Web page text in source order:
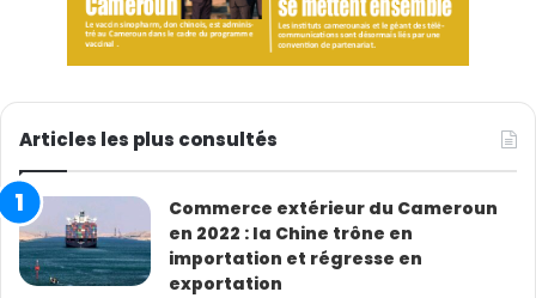
Articles les plus consultés
Commerce extérieur du Cameroun
en 2022 : la Chine trône en
importation et régresse en
exportation